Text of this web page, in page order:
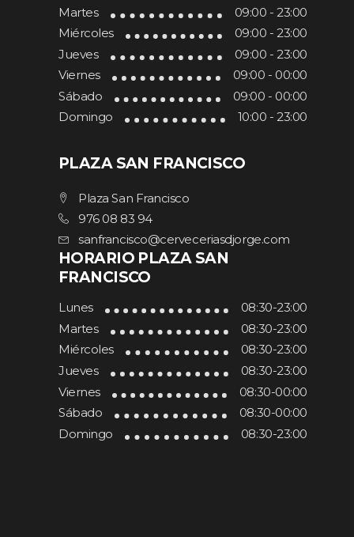
Martes
09:00 - 23:00
Miércoles
09:00 - 23:00
Jueves
09:00 - 23:00
Viernes
09:00 - 00:00
Sábado
09:00 - 00:00
Domingo
10:00 - 23:00
PLAZA SAN FRANCISCO
Plaza San Francisco
976 08 83 94
sanfrancisco@cerveceriasdjorge.com
HORARIO PLAZA SAN
FRANCISCO
Lunes
08:30-23:00
Martes
08:30-23:00
Miércoles
08:30-23:00
Jueves
08:30-23:00
Viernes
08:30-00:00
Sábado
08:30-00:00
Domingo
08:30-23:00